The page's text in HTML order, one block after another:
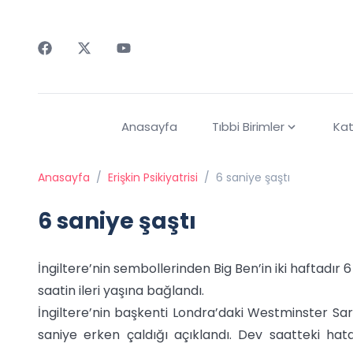
Anasayfa Tıbbi Birimler
Anasayfa / Erişkin Psikiyatrisi / 6 saniye şaştı
6 saniye şaştı
İngiltere’nin sembollerinden Big Ben’in iki haftadır
saatin ileri yaşına bağlandı.
İngiltere’nin başkenti Londra’daki Westminster
saniye erken çaldığı açıklandı. Dev saatteki